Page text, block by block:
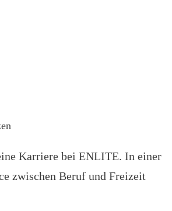
Karriere bei ENLITE. In einer
zwischen Beruf und Freizeit